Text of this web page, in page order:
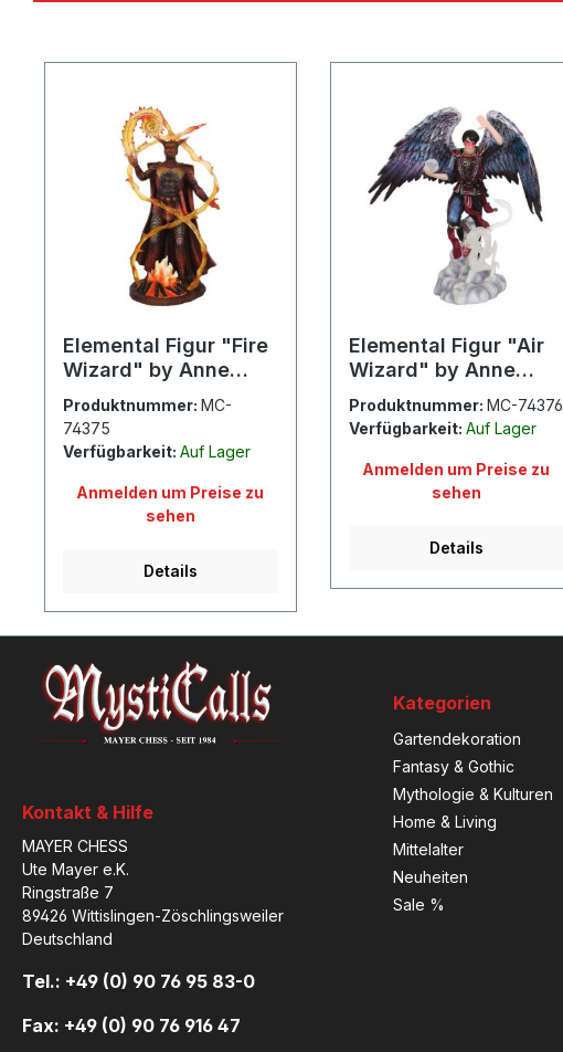
Elemental Figur "Fire
Wizard" by Anne
Stokes
Produktnummer: MC-
74375
Verfügbarkeit: Auf Lager
Anmelden um Preise zu
sehen
Details
Elemental Figur "Air
Wizard" by Anne
Stokes
Produktnummer: MC-74376
Verfügbarkeit: Auf Lager
Anmelden um Preise zu
sehen
Details
Kontakt & Hilfe
MAYER CHESS
Ute Mayer e.K.
Ringstraße 7
89426 Wittislingen-Zöschlingsweiler
Deutschland
Tel.: +49 (0) 90 76 95 83-0
Fax: +49 (0) 90 76 916 47
Kategorien
Gartendekoration
Fantasy & Gothic
Mythologie & Kulturen
Home & Living
Mittelalter
Neuheiten
Sale %